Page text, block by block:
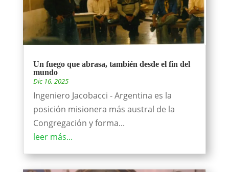
Un fuego que abrasa, también desde el fin del
mundo
Dic 16, 2025
Ingeniero Jacobacci - Argentina es la
posición misionera más austral de la
Congregación y forma...
leer más...